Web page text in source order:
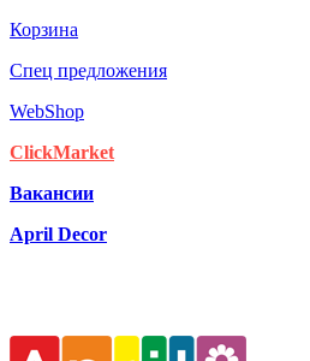
Корзина
Спец предложения
WebShop
ClickMarket
Вакансии
April Decor